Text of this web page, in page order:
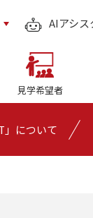
見学希望者
」について
AIアシス